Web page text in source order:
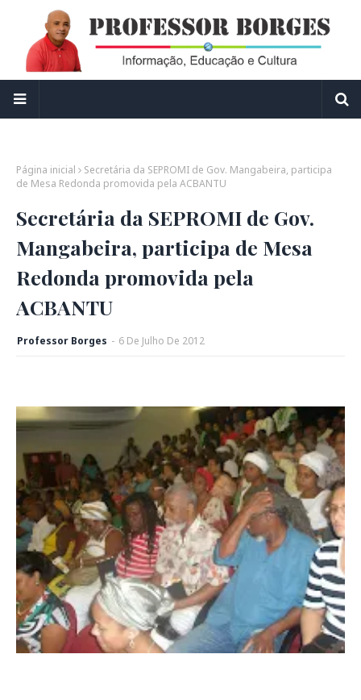
Página inicial
Secretária da SEPROMI de Gov. Mangabeira, participa
de Mesa Redonda promovida pela ACBANTU
Secretária da SEPROMI de Gov.
Mangabeira, participa de Mesa
Redonda promovida pela
ACBANTU
Professor Borges - 6 De Julho De 2012